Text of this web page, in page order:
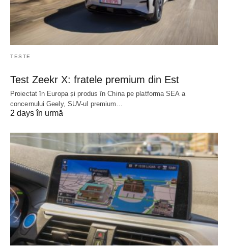
TESTE
Test Zeekr X: fratele premium din Est
Proiectat în Europa și produs în China pe platforma SEA a
concernului Geely, SUV-ul premium…
2 days în urmă